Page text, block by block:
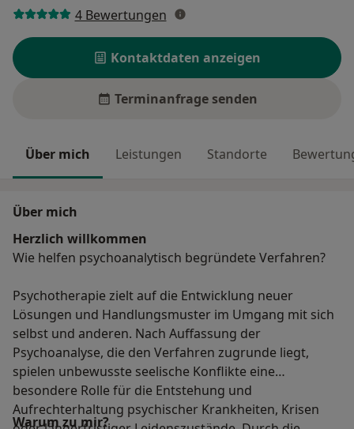
4 Bewertungen
Kontaktdaten anzeigen
Terminanfrage senden
Über mich Leistungen Standorte
Über mich
Herzlich willkommen
Wie helfen psychoanalytisch begründete Verfahren?
Psychotherapie zielt auf die Entwicklung neuer
Lösungen und Handlungsmuster im Umgang mit sich
selbst und anderen. Nach Auffassung der
Psychoanalyse, die den Verfahren zugrunde liegt,
spielen unbewusste seelische Konflikte eine
besondere Rolle für die Entstehung und
Aufrechterhaltung psychischer Krankheiten, Krisen
Warum zu mir?